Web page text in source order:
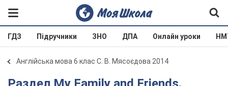
ГДЗ Підручники ЗНО ДПА Онлайн уроки
Англійська мова 6 клас С. В. Мясоєдова 2014